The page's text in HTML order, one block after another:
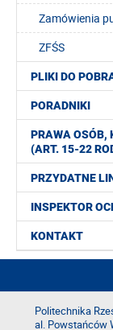
Zamówienia
ZFŚS
PLIKI DO
PORADNIKI
PRAWA OSÓB,
(ART. 15-22
PRZYDATNE
INSPEKTOR
KONTAKT
Politechnika
al. Powstańców